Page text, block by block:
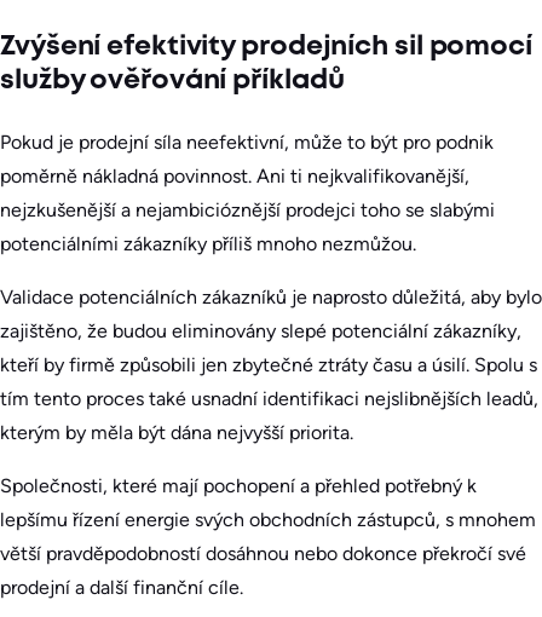
Zvýšení efektivity prodejních sil pomocí
služby ověřování příkladů
Pokud je prodejní síla neefektivní, může to být pro podnik
poměrně nákladná povinnost. Ani ti nejkvalifikovanější,
nejzkušenější a nejambicióznější prodejci toho se slabými
potenciálními zákazníky příliš mnoho nezmůžou.
Validace potenciálních zákazníků je naprosto důležitá, aby bylo
zajištěno, že budou eliminovány slepé potenciální zákazníky,
kteří by firmě způsobili jen zbytečné ztráty času a úsilí. Spolu s
tím tento proces také usnadní identifikaci nejslibnějších leadů,
kterým by měla být dána nejvyšší priorita.
Společnosti, které mají pochopení a přehled potřebný k
lepšímu řízení energie svých obchodních zástupců, s mnohem
větší pravděpodobností dosáhnou nebo dokonce překročí své
prodejní a další finanční cíle.